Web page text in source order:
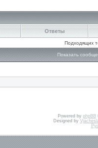
Ответы
Подходящих
Показать
Powered by phpBB
Designed by